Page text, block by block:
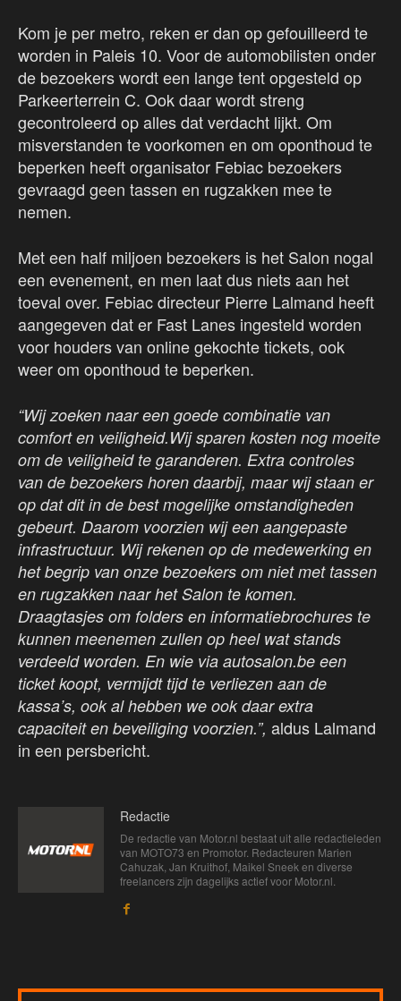
Kom je per metro, reken er dan op gefouilleerd te
worden in Paleis 10. Voor de automobilisten onder
de bezoekers wordt een lange tent opgesteld op
Parkeerterrein C. Ook daar wordt streng
gecontroleerd op alles dat verdacht lijkt. Om
misverstanden te voorkomen en om oponthoud te
beperken heeft organisator Febiac bezoekers
gevraagd geen tassen en rugzakken mee te
nemen.
Met een half miljoen bezoekers is het Salon nogal
een evenement, en men laat dus niets aan het
toeval over. Febiac directeur Pierre Lalmand heeft
aangegeven dat er Fast Lanes ingesteld worden
voor houders van online gekochte tickets, ook
weer om oponthoud te beperken.
“Wij zoeken naar een goede combinatie van
comfort en veiligheid.Wij sparen kosten nog moeite
om de veiligheid te garanderen. Extra controles
van de bezoekers horen daarbij, maar wij staan er
op dat dit in de best mogelijke omstandigheden
gebeurt. Daarom voorzien wij een aangepaste
infrastructuur. Wij rekenen op de medewerking en
het begrip van onze bezoekers om niet met tassen
en rugzakken naar het Salon te komen.
Draagtasjes om folders en informatiebrochures te
kunnen meenemen zullen op heel wat stands
verdeeld worden. En wie via autosalon.be een
ticket koopt, vermijdt tijd te verliezen aan de
kassa’s, ook al hebben we ook daar extra
capaciteit en beveiliging voorzien.”, aldus Lalmand
in een persbericht.
Redactie
De redactie van Motor.nl bestaat uit alle redactieleden
van MOTO73 en Promotor. Redacteuren Marien
Cahuzak, Jan Kruithof, Maikel Sneek en diverse
freelancers zijn dagelijks actief voor Motor.nl.